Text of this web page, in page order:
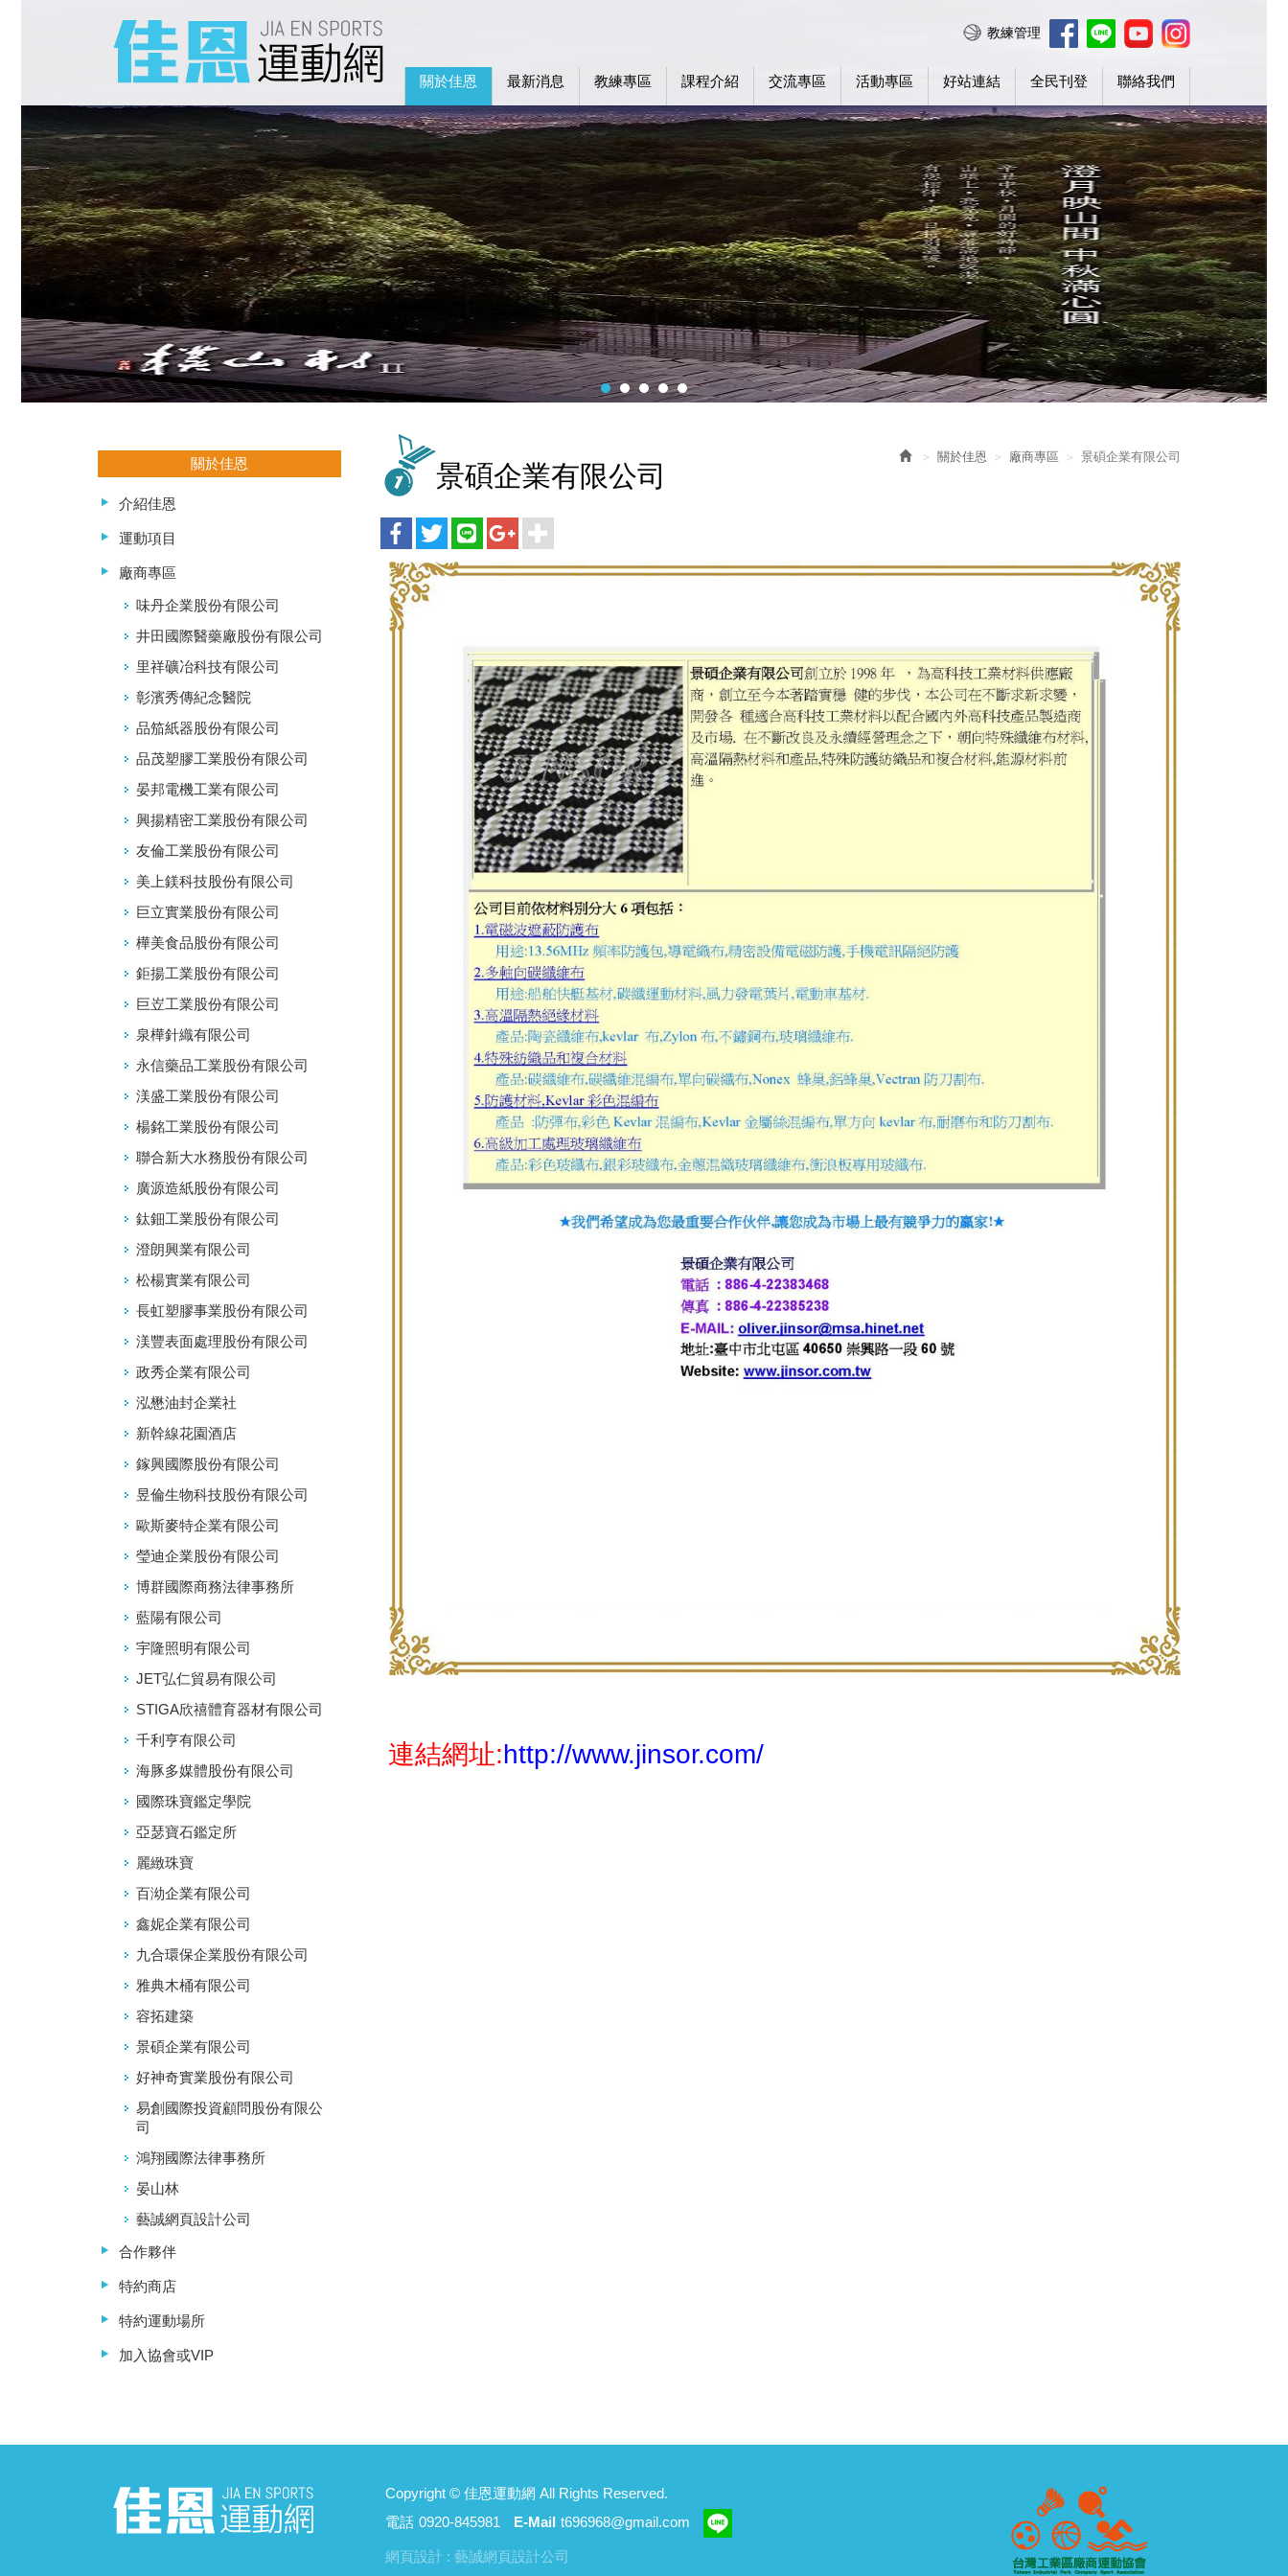
關於佳恩 最新消息 教練專區 課程介紹 交流專區 活動專區 好站連結 全民刊登 聯絡我們
教練管理
關於佳恩
介紹佳恩
運動項目
廠商專區
味丹企業股份有限公司
井田國際醫藥廠股份有限公司
里祥礦冶科技有限公司
彰濱秀傳紀念醫院
品笳紙器股份有限公司
品茂塑膠工業股份有限公司
晏邦電機工業有限公司
興揚精密工業股份有限公司
友倫工業股份有限公司
美上鎂科技股份有限公司
巨立實業股份有限公司
樺美食品股份有限公司
鉅揚工業股份有限公司
巨岦工業股份有限公司
泉樺針織有限公司
永信藥品工業股份有限公司
渼盛工業股份有限公司
楊銘工業股份有限公司
聯合新大水務股份有限公司
廣源造紙股份有限公司
鈦鈿工業股份有限公司
澄朗興業有限公司
松楊實業有限公司
長虹塑膠事業股份有限公司
渼豐表面處理股份有限公司
政秀企業有限公司
泓懋油封企業社
新幹線花園酒店
鎵興國際股份有限公司
昱倫生物科技股份有限公司
歐斯麥特企業有限公司
瑩迪企業股份有限公司
博群國際商務法律事務所
藍陽有限公司
宇隆照明有限公司
JET弘仁貿易有限公司
STIGA欣禧體育器材有限公司
千利亨有限公司
海豚多媒體股份有限公司
國際珠寶鑑定學院
亞瑟寶石鑑定所
麗緻珠寶
百泑企業有限公司
鑫妮企業有限公司
九合環保企業股份有限公司
雅典木桶有限公司
容拓建築
景碩企業有限公司
好神奇實業股份有限公司
易創國際投資顧問股份有限公
司
鴻翔國際法律事務所
晏山林
藝誠網頁設計公司
合作夥伴
特約商店
特約運動場所
加入協會或VIP
關於佳恩 廠商專區 景碩企業有限公司
景碩企業有限公司
連結網址:http://www.jinsor.com/
Copyright © 佳恩運動網 All Rights Reserved.
電話 0920-845981 E-Mail t696968@gmail.com
網頁設計 : 藝誠網頁設計公司